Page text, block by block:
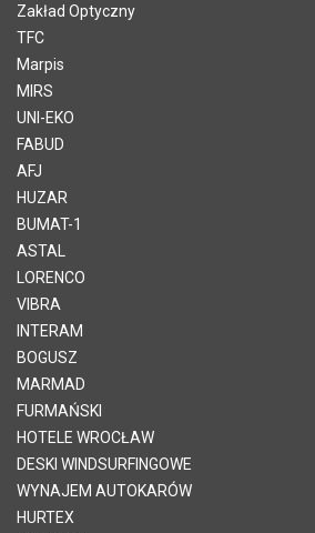
Zakład Optyczny
TFC
Marpis
MIRS
UNI-EKO
FABUD
AFJ
HUZAR
BUMAT-1
ASTAL
LORENCO
VIBRA
INTERAM
BOGUSZ
MARMAD
FURMAŃSKI
HOTELE WROCŁAW
DESKI WINDSURFINGOWE
WYNAJEM AUTOKARÓW
HURTEX